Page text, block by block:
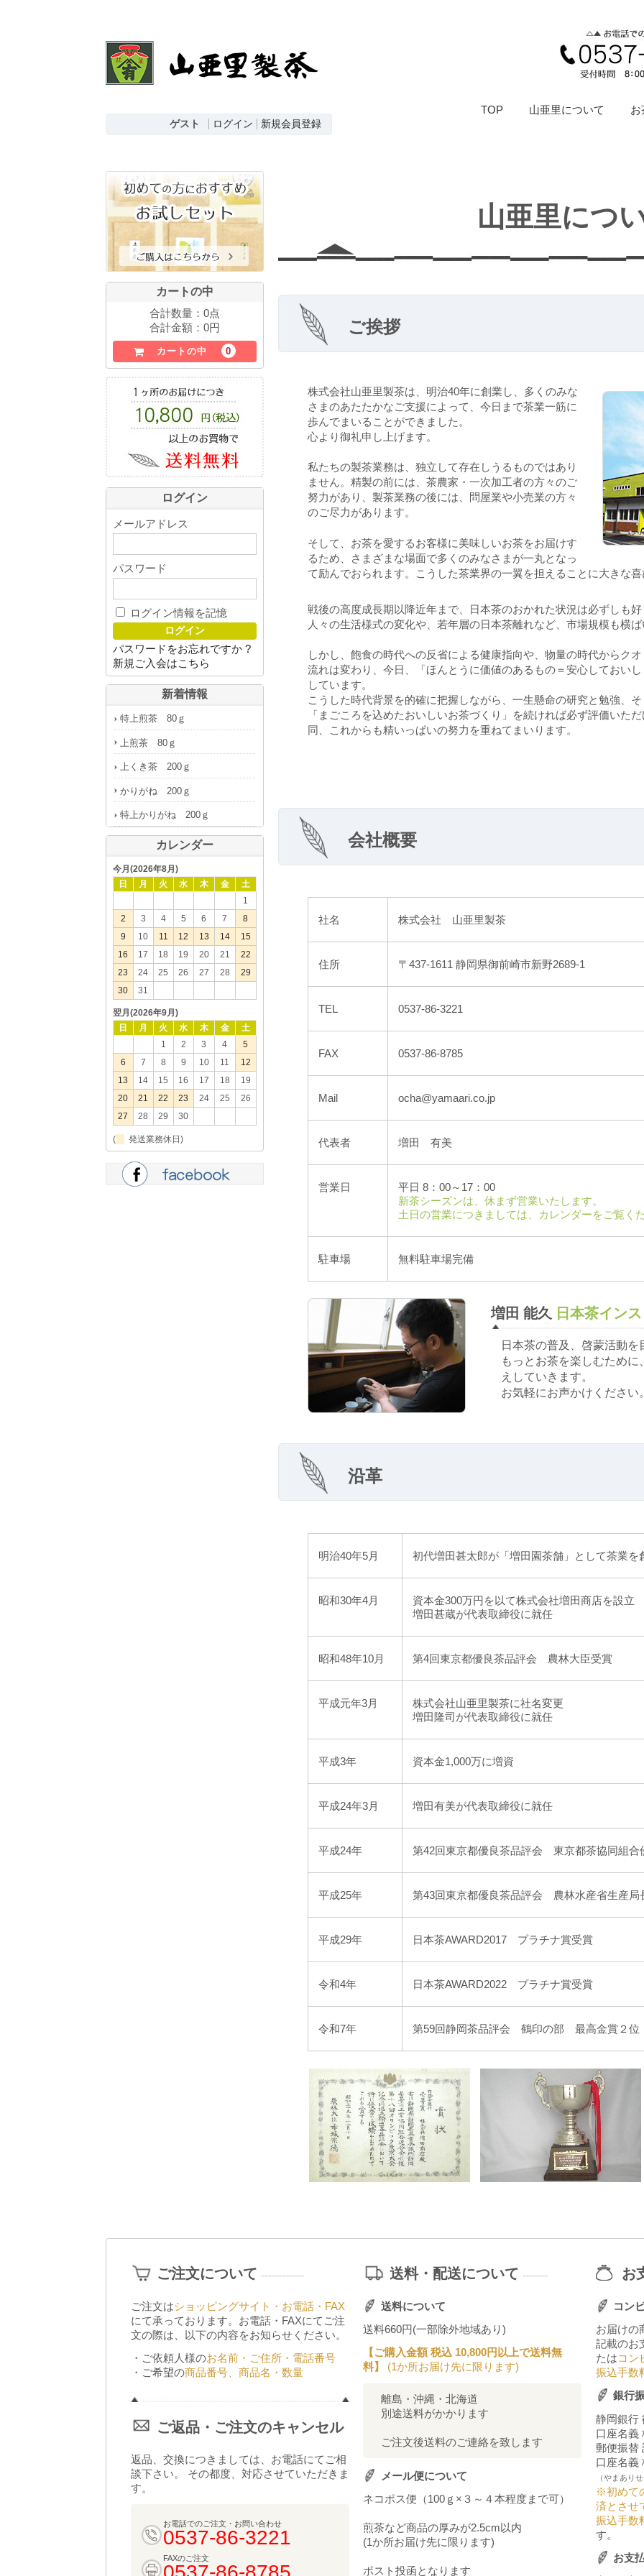
ゲスト ログイン 新規会員登録
TOP 山亜里について お
山亜里につ
ご挨拶
株式会社山亜里製茶は、明治40年に創業し、多くのみな
さまのあたたかなご支援によって、今日まで茶業一筋に
歩んでまいることができました。
心より御礼申し上げます。
私たちの製茶業務は、独立して存在しうるものではあり
ません。精製の前には、茶農家・一次加工者の方々のご
努力があり、製茶業務の後には、問屋業や小売業の方々
のご尽力があります。
そして、お茶を愛するお客様に美味しいお茶をお届けす
るため、さまざまな場面で多くのみなさまが一丸となっ
て励んでおられます。こうした茶業界の一翼を担えることに大きな
戦後の高度成長期以降近年まで、日本茶のおかれた状況は必ずしも
人々の生活様式の変化や、若年層の日本茶離れなど、市場規模も横
しかし、飽食の時代への反省による健康指向や、物量の時代からク
流れは変わり、今日、「ほんとうに価値のあるもの＝安心しておい
しています。
こうした時代背景を的確に把握しながら、一生懸命の研究と勉強、
「 まごころを込めたおいしいお茶づくり 」を続ければ必ず評価いた
同、これからも精いっぱいの努力を重ねてまいります。
会社概要
社名 株式会社 山亜里製茶
住所 〒437-1611 静岡県御前崎市新野2689-1
TEL 0537-86-3221
FAX 0537-86-8785
Mail ocha@yamaari.co.jp
代表者 増田 有美
営業日
平日 8：00～17：00
新茶シーズンは、休まず営業いたします。
土日の営業につきましては、カレンダーをご覧く
駐車場 無料駐車場完備
増田 能久 日本茶イン
日本茶の普及、啓蒙活動
もっとお茶を楽しむため
えしていきます。
お気軽にお声かけください
沿革
明治40年5月 初代増田甚太郎が「増田園茶舗」として茶業を
昭和30年4月
資本金300万円を以て株式会社増田商店を設立
増田甚蔵が代表取締役に就任
昭和48年10月 第4回東京都優良茶品評会 農林大臣受賞
平成元年3月
株式会社山亜里製茶に社名変更
増田隆司が代表取締役に就任
平成3年 資本金1,000万に増資
平成24年3月 増田有美が代表取締役に就任
平成24年 第42回東京都優良茶品評会 東京都茶協同組合
平成25年 第43回東京都優良茶品評会 農林水産省生産局
平成29年 日本茶AWARD2017 プラチナ賞受賞
令和4年 日本茶AWARD2022 プラチナ賞受賞
令和7年 第59回静岡茶品評会 鶴印の部 最高金賞２位
カートの中
合計数量： 0点
合計金額： 0円
カートの中 0
ログイン
メールアドレス
パスワード
ログイン情報を記憶
パスワードをお忘れですか ?
新規ご入会はこちら
新着情報
特上煎茶 80ｇ
上煎茶 80ｇ
上くき茶 200ｇ
かりがね 200ｇ
特上かりがね 200ｇ
カレンダー
今月(2026年8月)
日
月 火 水 木 金
土
1
2
3 4 5 6 7
8
9
10 11 12 13 14
15
16
17 18 19 20 21
22
23
24 25 26 27 28
29
30
31
翌月(2026年9月)
日
月 火 水 木 金
土
1
2 3 4
5
6
7 8 9 10 11
12
13
14 15 16 17 18
19
20
21 22 23 24 25
26
27
28 29 30
( 発送業務休日)
ご注文について ------------
ご注文はショッピングサイト・お電話・FAX
にて承っております。お電話・FAXにてご注
文の際は、以下の内容をお知らせください。
・ご依頼人様のお名前・ご住所・電話番号
・ご希望の商品番号、商品名・数量
ご返品・ご注文のキャンセル
返品、交換につきましては、お電話にてご相
談下さい。 その都度、対応させていただきま
す。
お電話でのご注文・お問い合わせ
0537-86-3221
FAXのご注文
送料・配送について -------
送料について
送料660円(一部除外地域あり)
【ご購入金額 税込 10,800円以上で送料無
料】
(1か所お届け先に限ります)
離島・沖縄・北海道
別途送料がかかります
ご注文後送料のご連絡を致します
メール便について
ネコポス便（100ｇ×３～４本程度まで可）
煎茶など商品の厚みが2.5cm以内
(1か所お届け先に限ります)
ポスト投函となります
お
コン
お届けの
記載のお
たはコン
振込手数
銀行
静岡銀行
口座名義
郵便振替
口座名義
（やまあり
※初めて
済とさせ
振込手数
す。
お支